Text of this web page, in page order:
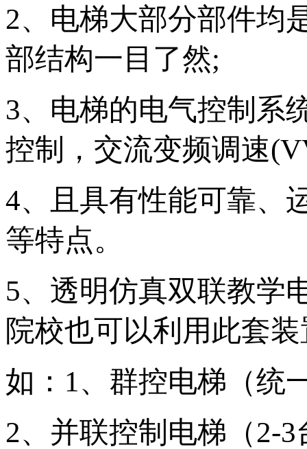
2、电梯大部分部件均
部结构一目了然;
3、电梯的电气控制系
控制，交流变频调速
4、且具有性能可靠、
等特点。
5、透明仿真双联教学
院校也可以利用此套
如：1、群控电梯（统
2、并联控制电梯（2-